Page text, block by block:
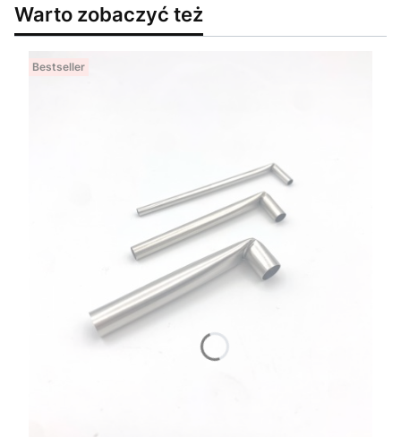
Warto zobaczyć też
Bestseller